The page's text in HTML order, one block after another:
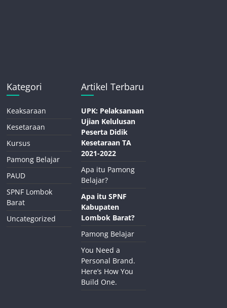
Kategori
Keaksaraan
Kesetaraan
Kursus
Pamong Belajar
PAUD
SPNF Lombok
Barat
Uncategorized
Artikel Terbaru
UPK: Pelaksanaan
Ujian Kelulusan
Peserta Didik
Kesetaraan TA
2021-2022
Apa itu Pamong
Belajar?
Apa itu SPNF
Kabupaten
Lombok Barat?
Pamong Belajar
You Need a
Personal Brand.
Here’s How You
Build One.